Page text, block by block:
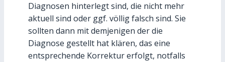
Diagnosen hinterlegt sind, die nicht mehr
aktuell sind oder ggf. völlig falsch sind. Sie
sollten dann mit demjenigen der die
Diagnose gestellt hat klären, das eine
entsprechende Korrektur erfolgt, notfalls